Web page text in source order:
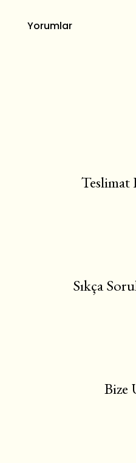
Yorumlar
Teslimat
Sıkça
Bize